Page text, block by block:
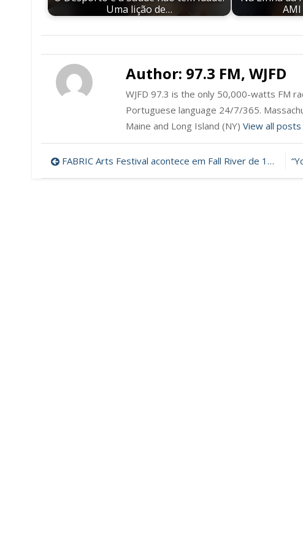
Uma lição de…
Author: 97.3 FM, WJFD
WJFD 97.3 is the only 50,000-watts FM
Portuguese language 24/7/365.
Maine and Long Island (NY) View all posts
Post
navigation
FABRIC Arts Festival acontece em Fall River de 12 a 14 de Maio (Audio)